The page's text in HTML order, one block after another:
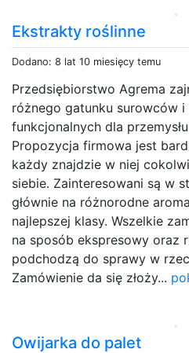
Ekstrakty roślinne
Dodano: 8 lat 10 miesięcy temu
Przedsiębiorstwo Agrema
różnego gatunku surowców
funkcjonalnych dla
Propozycja firmowa jest
każdy znajdzie w niej
siebie. Zainteresowani są w
głównie na różnorodne
najlepszej klasy. Wszelkie
na sposób ekspresowy oraz
podchodzą do sprawy w
Zamówienie da się złoży...
Owijarka do palet